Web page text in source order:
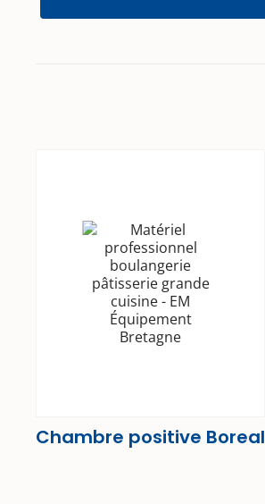
Chambre positive Boreal